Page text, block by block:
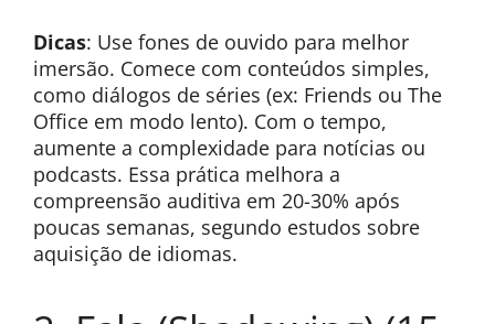
Dicas: Use fones de ouvido para melhor
imersão. Comece com conteúdos simples,
como diálogos de séries (ex: Friends ou The
Office em modo lento). Com o tempo,
aumente a complexidade para notícias ou
podcasts. Essa prática melhora a
compreensão auditiva em 20-30% após
poucas semanas, segundo estudos sobre
aquisição de idiomas.